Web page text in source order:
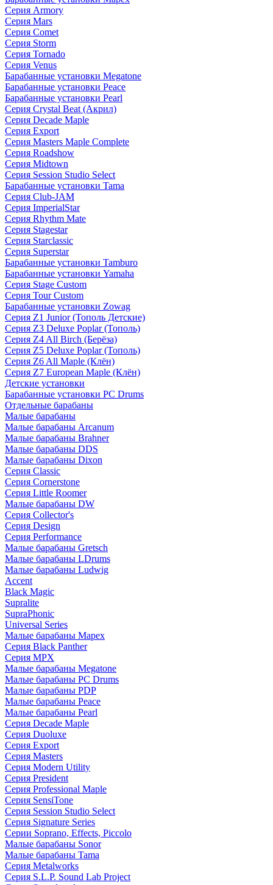
Серия Armory
Серия Mars
Серия Comet
Серия Storm
Серия Tornado
Серия Venus
Барабанные установки Megatone
Барабанные установки Peace
Барабанные установки Pearl
Серия Crystal Beat (Акрил)
Серия Decade Maple
Серия Export
Серия Masters Maple Complete
Серия Roadshow
Серия Midtown
Серия Session Studio Select
Барабанные установки Tama
Серия Club-JAM
Серия ImperialStar
Серия Rhythm Mate
Серия Stagestar
Серия Starclassic
Серия Superstar
Барабанные установки Tamburo
Барабанные установки Yamaha
Серия Stage Custom
Серия Tour Custom
Барабанные установки Zowag
Серия Z1 Junior (Тополь Детские)
Серия Z3 Deluxe Poplar (Тополь)
Серия Z4 All Birch (Берёза)
Серия Z5 Deluxe Poplar (Тополь)
Серия Z6 All Maple (Клён)
Серия Z7 European Maple (Клён)
Детские установки
Барабанные установки PC Drums
Отдельные барабаны
Малые барабаны
Малые барабаны Arcanum
Малые барабаны Brahner
Малые барабаны DDS
Малые барабаны Dixon
Серия Classic
Серия Cornerstone
Серия Little Roomer
Малые барабаны DW
Серия Collector's
Серия Design
Серия Performance
Малые барабаны Gretsch
Малые барабаны LDrums
Малые барабаны Ludwig
Accent
Black Magic
Supralite
SupraPhonic
Universal Series
Малые барабаны Mapex
Серия Black Panther
Серия MPX
Малые барабаны Megatone
Малые барабаны PC Drums
Малые барабаны PDP
Малые барабаны Peace
Малые барабаны Pearl
Серия Decade Maple
Серия Duoluxe
Серия Export
Серия Masters
Серия Modern Utility
Серия President
Серия Professional Maple
Серия SensiTone
Серия Session Studio Select
Серия Signature Series
Серии Soprano, Effects, Piccolo
Малые барабаны Sonor
Малые барабаны Tama
Серия Metalworks
Серия S.L.P. Sound Lab Project